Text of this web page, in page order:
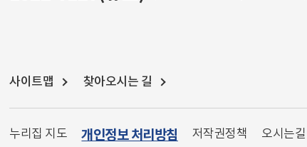
사이트맵 찾아오시는 길
누리집 지도 개인정보 처리방침 저작권정책 오시는길